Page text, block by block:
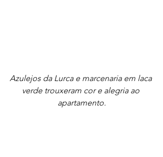
Azulejos da Lurca e marcenaria em laca
verde trouxeram cor e alegria ao
apartamento.